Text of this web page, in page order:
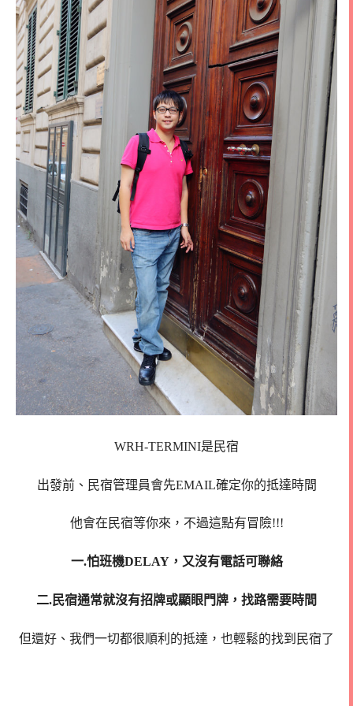
WRH-TERMINI是民宿
出發前、民宿管理員會先EMAIL確定你的抵達時間
他會在民宿等你來，不過這點有冒險!!!
一.怕班機DELAY，又沒有電話可聯絡
二.民宿通常就沒有招牌或顯眼門牌，找路需要時間
但還好、我們一切都很順利的抵達，也輕鬆的找到民宿了